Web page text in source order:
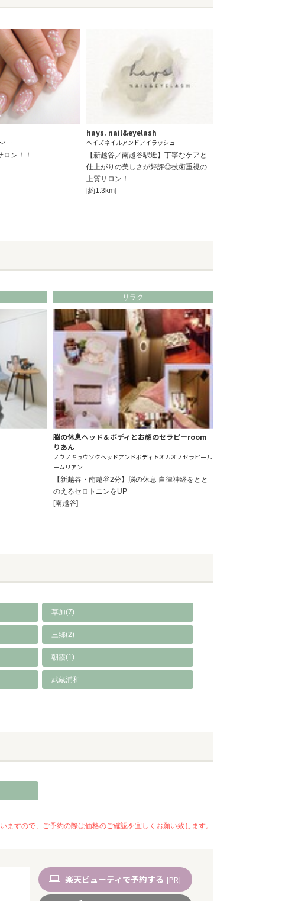
ー
ロン！！
hays. nail&eyelash
ヘイズネイルアンドアイラッシュ
【新越谷／南越谷駅近】丁寧なケアと
仕上がりの美しさが好評◎技術重視の
上質サロン！
[約1.3km]
リラク
脳の休息ヘッド＆ボディとお顔のセラピーroom
りあん
ノウノキュウソクヘッドアンドボディトオカオノセラピール
ームリアン
【新越谷・南越谷2分】脳の休息 自律神経をとと
のえるセロトニンをUP
[南越谷]
草加(7)
三郷(2)
朝霞(1)
武蔵浦和
すので、ご予約の際は価格のご確認を宜しくお願い致します。
楽天ビューティ で予約する [PR]